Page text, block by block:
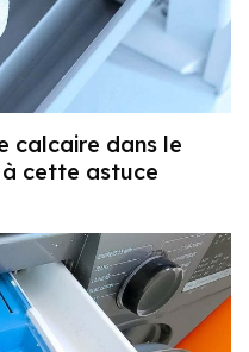
calcaire dans le
cette astuce